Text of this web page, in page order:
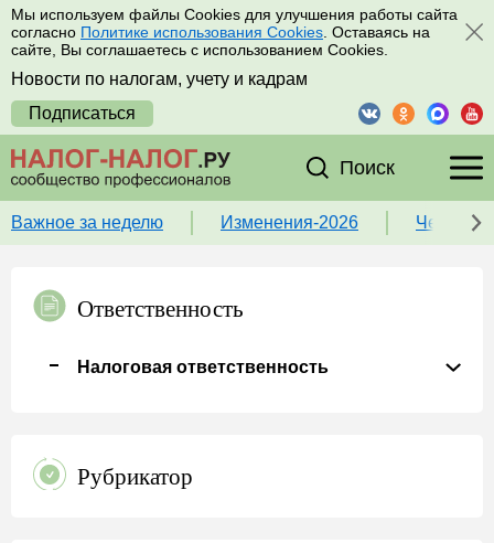
Мы используем файлы Cookies для улучшения работы сайта
согласно Политике использования Cookies . Оставаясь на
сайте, Вы соглашаетесь с использованием Cookies.
Новости по налогам, учету и кадрам
Подписаться
Поиск
Важное за неделю Изменения-2026 Чек-
Ответственность
Налоговая ответственность
Рубрикатор